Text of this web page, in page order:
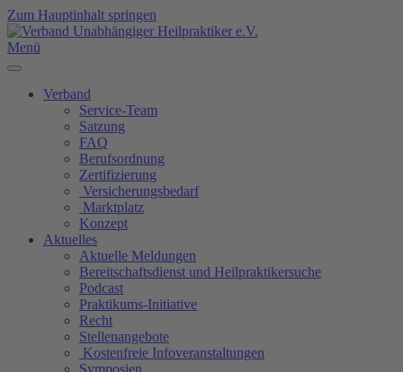
Zum Hauptinhalt springen
Menü
Verband
Service-Team
Satzung
FAQ
Berufsordnung
Zertifizierung
Versicherungsbedarf
Marktplatz
Konzept
Aktuelles
Aktuelle Meldungen
Bereitschaftsdienst und Heilpraktikersuche
Podcast
Praktikums-Initiative
Recht
Stellenangebote
Kostenfreie Infoveranstaltungen
Symposien